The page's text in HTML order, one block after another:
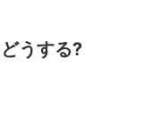
うする?